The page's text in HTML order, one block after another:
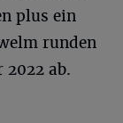
plus ein
runden
2022 ab.